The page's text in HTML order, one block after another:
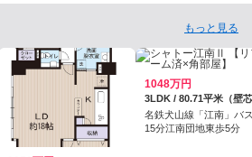
もっと見る
1048万円
3LDK / 80.71平米（壁
名鉄犬山線「江南」バ
15分江南団地東歩5分